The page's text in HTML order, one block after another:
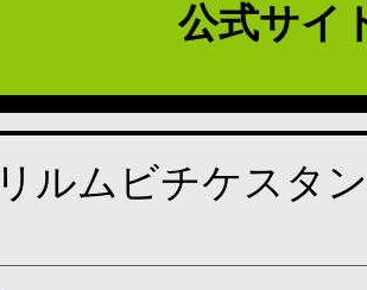
公式サイ
リルムビチケスタ